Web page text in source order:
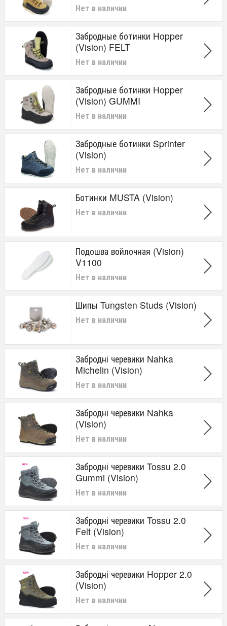
Нет в наличии
Забродные ботинки Hopper
(Vision) FELT
Нет в наличии
Забродные ботинки Hopper
(Vision) GUMMI
Нет в наличии
Забродные ботинки Sprinter
(Vision)
Нет в наличии
Ботинки MUSTA (Vision)
Нет в наличии
Подошва войлочная (Vision)
V1100
Нет в наличии
Шипы Tungsten Studs (Vision)
Нет в наличии
Забродні черевики Nahka
Michelin (Vision)
Нет в наличии
Забродні черевики Nahka
(Vision)
Нет в наличии
​Забродні черевики Tossu 2.0
Gummi (Vision)
Нет в наличии
Забродні черевики Tossu 2.0
Felt (Vision)
Нет в наличии
​Забродні черевики Hopper 2.0
(Vision)
Нет в наличии